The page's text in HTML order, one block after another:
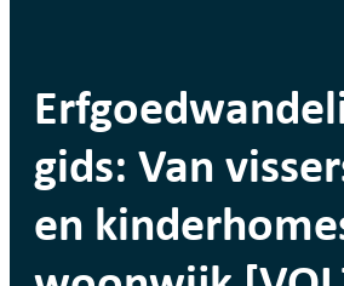
gids: Van
en